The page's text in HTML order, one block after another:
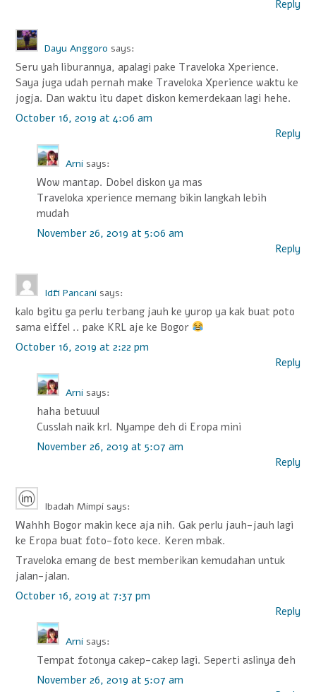
Reply
Dayu Anggoro says:
Seru yah liburannya, apalagi pake Traveloka Xperience.
Saya juga udah pernah make Traveloka Xperience waktu ke
jogja. Dan waktu itu dapet diskon kemerdekaan lagi hehe.
October 16, 2019 at 4:06 am
Reply
Arni says:
Wow mantap. Dobel diskon ya mas
Traveloka xperience memang bikin langkah lebih
mudah
November 26, 2019 at 5:06 am
Reply
Idfi Pancani says:
kalo bgitu ga perlu terbang jauh ke yurop ya kak buat poto
sama eiffel .. pake KRL aje ke Bogor
October 16, 2019 at 2:22 pm
Reply
Arni says:
haha betuuul
Cusslah naik krl. Nyampe deh di Eropa mini
November 26, 2019 at 5:07 am
Reply
Ibadah Mimpi says:
Wahhh Bogor makin kece aja nih. Gak perlu jauh-jauh lagi
ke Eropa buat foto-foto kece. Keren mbak.
Traveloka emang de best memberikan kemudahan untuk
jalan-jalan.
October 16, 2019 at 7:37 pm
Reply
Arni says:
Tempat fotonya cakep-cakep lagi. Seperti aslinya deh
November 26, 2019 at 5:07 am